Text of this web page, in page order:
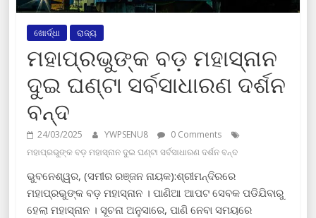
ଖୋର୍ଦ୍ଧା ରାଜ୍ୟ
ମହାପ୍ରଭୁଙ୍କ ବଡ଼ ମହାସ୍ନାନ
ଦୁଇ ଘଣ୍ଟା ସର୍ବସାଧାରଣ ଦର୍ଶନ
ବନ୍ଦ
24/03/2025 YWPSENU8
0 Comments
ମହାପ୍ରଭୁଙ୍କ ବଡ଼ ମହାସ୍ନାନ ଦୁଇ ଘଣ୍ଟା ସର୍ବସାଧାରଣ ଦର୍ଶନ ବନ୍ଦ
ଭୁବନେଶ୍ୱର, (ସମୀର ରଞ୍ଜନ ନାୟକ):ଶ୍ରୀମନ୍ଦିରରେ
ମହାପ୍ରଭୁଙ୍କ ବଡ଼ ମହାସ୍ନାନ । ପାଣିଆ ଆପଟ ସେବକ ପଡିଯିବାରୁ
ହେଲା ମହାସ୍ନାନ । ସୂଚନା ଅନୁସାରେ, ପାଣି ନେବା ସମୟରେ